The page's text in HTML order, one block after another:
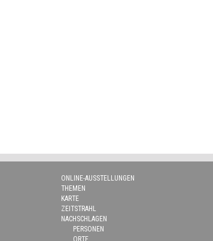
ONLINE-AUSSTELLUNGEN
THEMEN
KARTE
ZEITSTRAHL
NACHSCHLAGEN
PERSONEN
ORTE